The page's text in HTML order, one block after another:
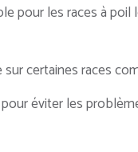
pour les races à
certaines races
éviter les